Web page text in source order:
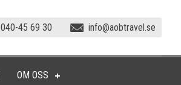
040-45 69 30 info@aobtravel.se
OM OSS